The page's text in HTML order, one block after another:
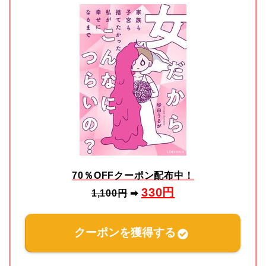
70％OFFクーポン配布中！
1,100円➡ 330円
クーポンを獲得する